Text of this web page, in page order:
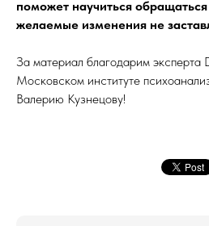
поможет научиться
желаемые изменения не
За материал благодарим эксперта
Московском институте
Валерию Кузнецову!